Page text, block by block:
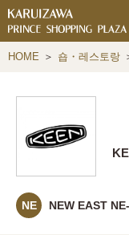
HOME 숍・레스토랑
NE NEW EAST